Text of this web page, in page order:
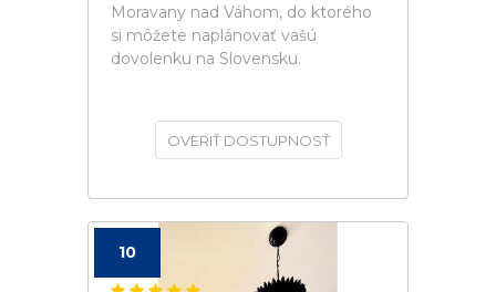
Moravany nad Váhom, do ktorého
si môžete naplánovať vašú
dovolenku na Slovensku.
OVERIŤ DOSTUPNOSŤ
10